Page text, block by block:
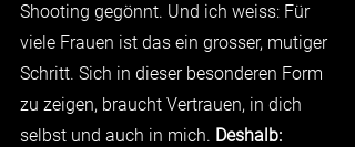
Shooting gegönnt. Und ich weiss: Für
viele Frauen ist das ein grosser, mutiger
Schritt. Sich in dieser besonderen Form
zu zeigen, braucht Vertrauen, in dich
selbst und auch in mich. Deshalb: